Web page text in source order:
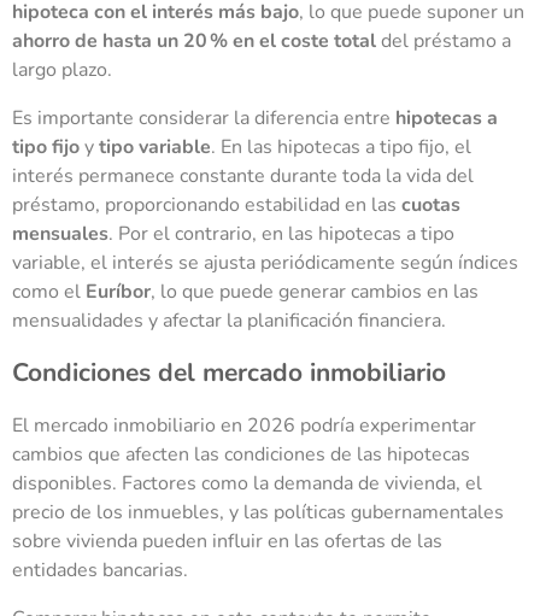
hipoteca con el interés más bajo, lo que puede suponer un
ahorro de hasta un 20 % en el coste totaldel préstamo a
largo plazo.
Es importante considerar la diferencia entre hipotecas a
tipo fijoytipo variable. En las hipotecas a tipo fijo, el
interés permanece constante durante toda la vida del
préstamo, proporcionando estabilidad en las cuotas
mensuales. Por el contrario, en las hipotecas a tipo
variable, el interés se ajusta periódicamente según índices
como el Euríbor, lo que puede generar cambios en las
mensualidades y afectar la planificación financiera.
Condiciones del mercado inmobiliario
El mercado inmobiliario en 2026 podría experimentar
cambios que afecten las condiciones de las hipotecas
disponibles. Factores como la demanda de vivienda, el
precio de los inmuebles, y las políticas gubernamentales
sobre vivienda pueden influir en las ofertas de las
entidades bancarias.